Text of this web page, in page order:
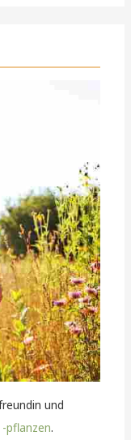
und
pflanzen.